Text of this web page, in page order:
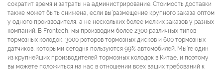
сократит время и затраты на администрирование. Стоимость доставки
также может быть снижена, если вы’размещение крупного заказа оптом
у одного производителя, а не нескольких более мелких заказов у ​​разных
компаний. В Frontech, мы производим более 2300 различных типов
тормозных колодок, 3000 роторов тормозных дисков и 600 тормозных
датчиков, которыми сегодня пользуются 99% автомобилей. Мы’re один
из крупнейших производителей тормозных колодок в Китае, и поэтому
вы можете положиться на нас в отношении всех ваших требований к